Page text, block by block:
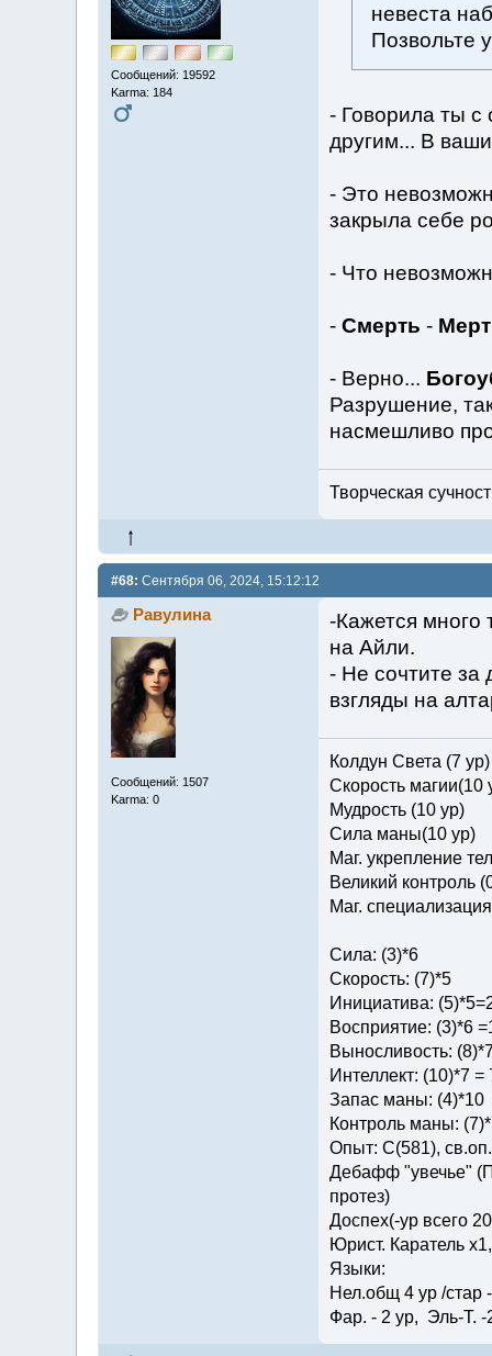
Сообщений: 19592
Karma: 184
невеста
Позвольте
- Говорила ты с
другим... В
- Это
закрыла себе
- Что
- Смерть -
- Верно...
Разрушение,
насмешливо
Творческая
#68: Сентября 06, 2024, 15:12:12
Равулина
Сообщений: 1507
Karma: 0
-Кажется много
на Айли.
- Не сочтите за
взгляды на
Колдун Света (7
Скорость магии(10
Мудрость (10 ур)
Сила маны(10 ур)
Маг. укрепление
Великий контроль
Маг.
Сила: (3)*6
Скорость: (7)*5
Инициатива:
Восприятие: (3)*6
Выносливость:
Интеллект: (10)*7 =
Запас маны: (4)*10
Контроль маны:
Опыт: C(581),
Дебафф "увечье"
протез)
Доспех(-ур всего
Юрист. Каратель
Языки:
Нел.общ 4 ур /стар
Фар. - 2 ур, Эль-Т. -